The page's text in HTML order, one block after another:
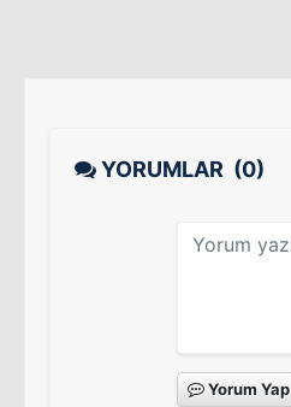
YORUMLAR (0)
Yorum Yap